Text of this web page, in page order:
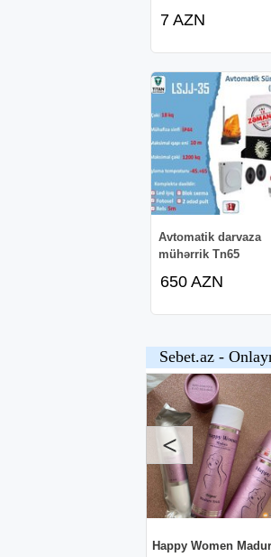
7 AZN
Avtomatik darvaza
mühərrik Tn65
650 AZN